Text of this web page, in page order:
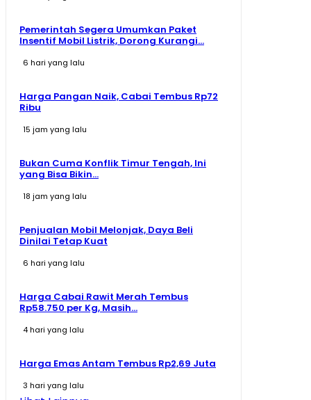
Pemerintah Segera Umumkan Paket
Insentif Mobil Listrik, Dorong Kurangi...
6 hari yang lalu
Harga Pangan Naik, Cabai Tembus Rp72
Ribu
15 jam yang lalu
Bukan Cuma Konflik Timur Tengah, Ini
yang Bisa Bikin...
18 jam yang lalu
Penjualan Mobil Melonjak, Daya Beli
Dinilai Tetap Kuat
6 hari yang lalu
Harga Cabai Rawit Merah Tembus
Rp58.750 per Kg, Masih...
4 hari yang lalu
Harga Emas Antam Tembus Rp2,69 Juta
3 hari yang lalu